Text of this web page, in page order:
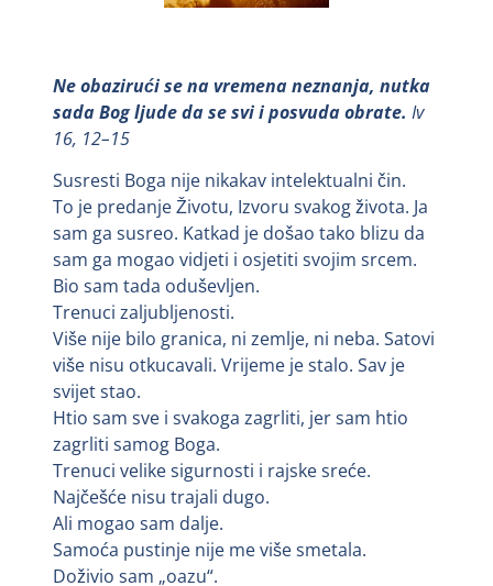
Ne obazirući se na vremena neznanja, nutka
sada Bog ljude da se svi i posvuda obrate. Iv
16, 12–15
Susresti Boga nije nikakav intelektualni čin.
To je predanje Životu, Izvoru svakog života. Ja
sam ga susreo. Katkad je došao tako blizu da
sam ga mogao vidjeti i osjetiti svojim srcem.
Bio sam tada oduševljen.
Trenuci zaljubljenosti.
Više nije bilo granica, ni zemlje, ni neba. Satovi
više nisu otkucavali. Vrijeme je stalo. Sav je
svijet stao.
Htio sam sve i svakoga zagrliti, jer sam htio
zagrliti samog Boga.
Trenuci velike sigurnosti i rajske sreće.
Najčešće nisu trajali dugo.
Ali mogao sam dalje.
Samoća pustinje nije me više smetala.
Doživio sam „oazu“.